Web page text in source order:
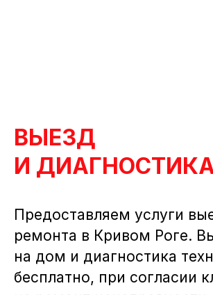
ВЫЕЗД
И
Предоставляем услуги
ремонта в Кривом Роге.
на дом и диагностика
бесплатно, при согласии